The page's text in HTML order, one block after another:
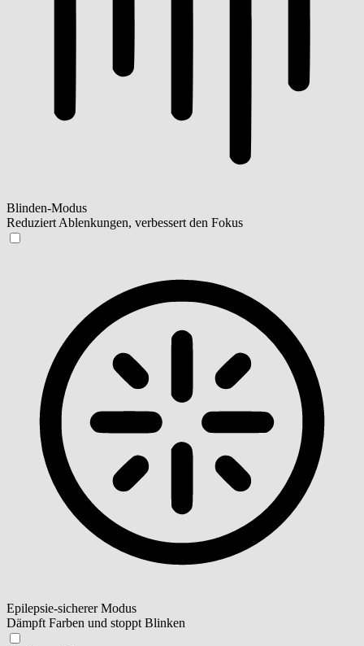
Blinden-Modus
Reduziert Ablenkungen, verbessert den Fokus
Epilepsie-sicherer Modus
Dämpft Farben und stoppt Blinken